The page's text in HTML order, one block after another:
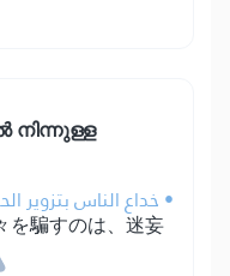
• خداع الناس بتزوير
を騙すのは、迷妄